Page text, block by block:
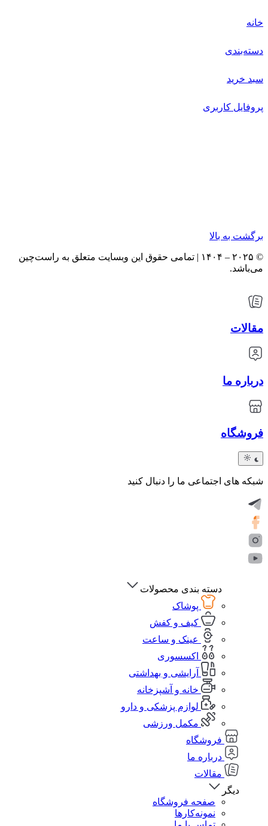
خانه
دسته‌بندی
سبد خرید
پروفایل کاربری
برگشت به بالا
© ۲۰۲۵ – ۱۴۰۴ | تمامی حقوق این وبسایت متعلق به راست‌چین
می‌باشد.
مقالات
درباره ما
فروشگاه
شبکه های اجتماعی ما را دنبال کنید
دسته بندی محصولات
پوشاک
کیف و کفش
عینک و ساعت
اکسسوری
آرایشی و بهداشتی
خانه و آشپزخانه
لوازم پزشکی و دارو
مکمل ورزشی
فروشگاه
درباره ما
مقالات
دیگر
صفحه فروشگاه
نمونه‌کارها